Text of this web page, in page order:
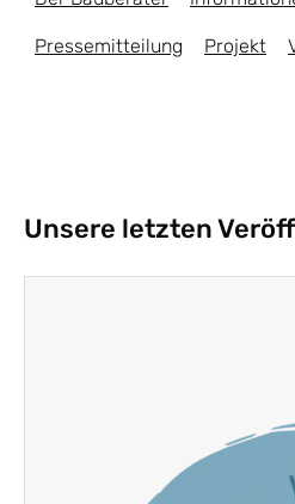
Pressemitteilung Projekt
Unsere letzten